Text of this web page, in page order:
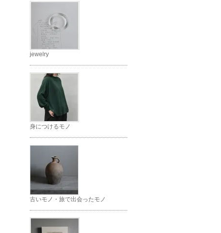
jewelry
身につけるモノ
古いモノ・旅で出会ったモノ